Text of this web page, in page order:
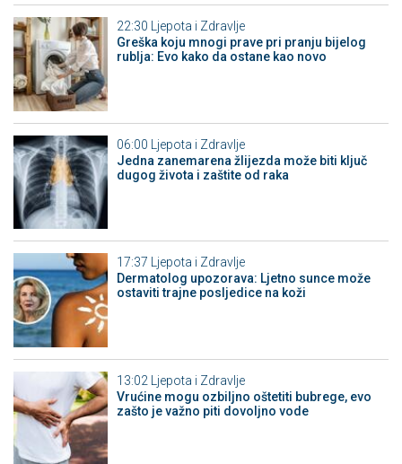
22:30
Ljepota i Zdravlje
Greška koju mnogi prave pri pranju bijelog
rublja: Evo kako da ostane kao novo
06:00 Ljepota i Zdravlje
Jedna zanemarena žlijezda može biti ključ
dugog života i zaštite od raka
17:37
Ljepota i Zdravlje
Dermatolog upozorava: Ljetno sunce može
ostaviti trajne posljedice na koži
13:02 Ljepota i Zdravlje
Vrućine mogu ozbiljno oštetiti bubrege, evo
zašto je važno piti dovoljno vode